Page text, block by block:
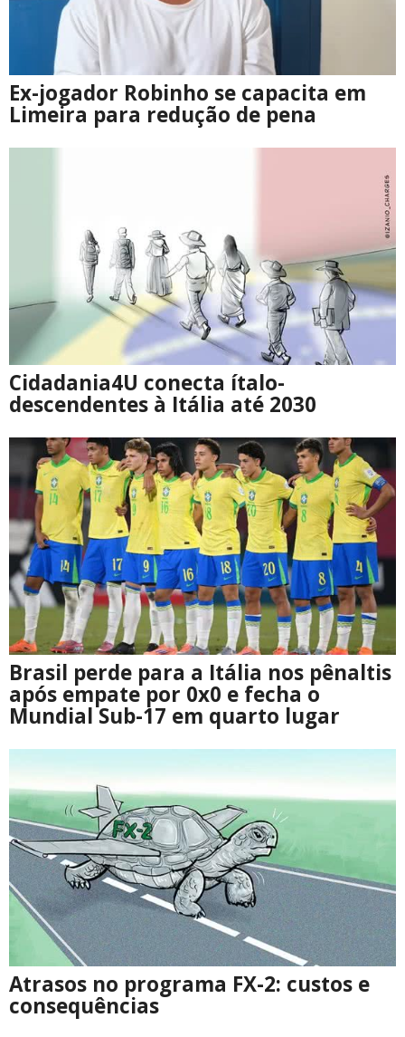
Ex-jogador Robinho se capacita em
Limeira para redução de pena
Cidadania4U conecta ítalo-
descendentes à Itália até 2030
Brasil perde para a Itália nos pênaltis
após empate por 0x0 e fecha o
Mundial Sub-17 em quarto lugar
Atrasos no programa FX-2: custos e
consequências